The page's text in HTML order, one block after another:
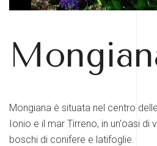
Mongiana è situata nel centro
Ionio e il mar Tirreno, in un'oasi di
boschi di conifere e latifoglie.